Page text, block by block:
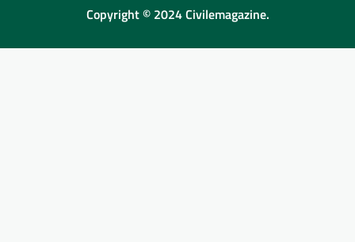
Copyright © 2024 Civilemagazine.